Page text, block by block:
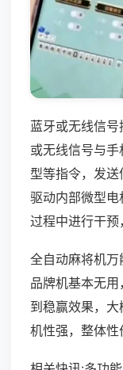
蓝牙或无线信
或无线信号与
型等指令，发
驱动内部微型
过程中进行干预
全自动麻将机
品牌机基本无
到稳赢效果，
机性强，整体性